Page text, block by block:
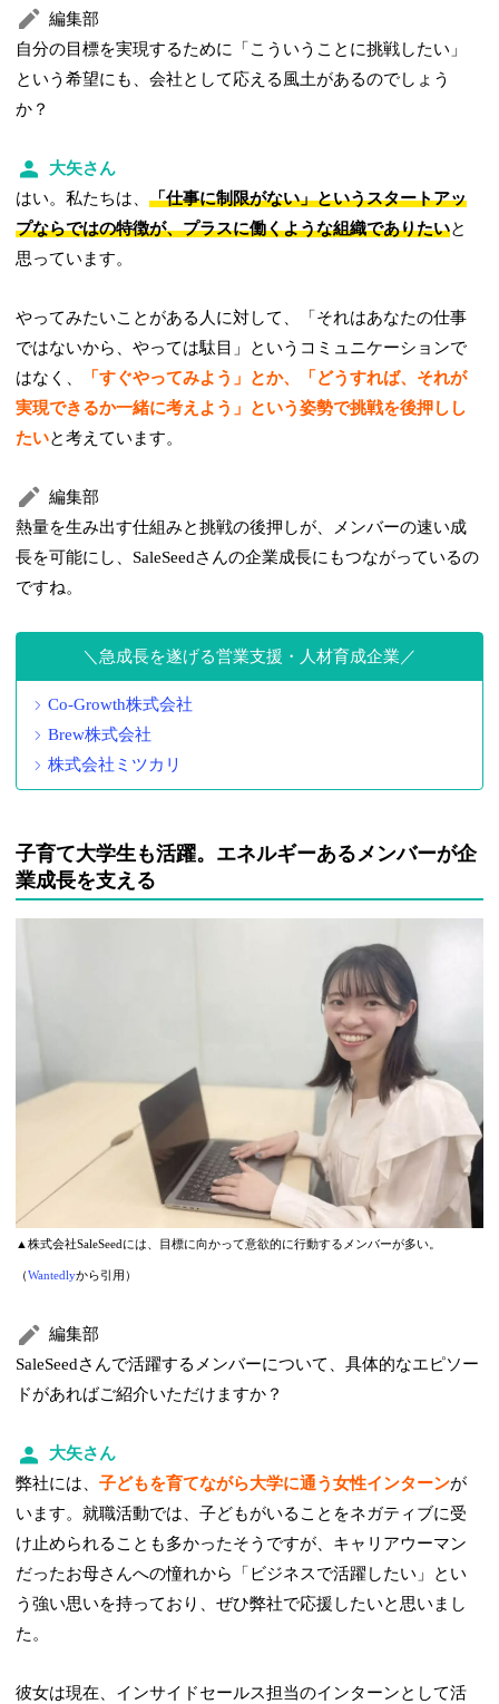
編集部
自分の目標を実現するために「こういうことに挑戦したい」
という希望にも、会社として応える風土があるのでしょう
か？
大矢さん
はい。私たちは、「仕事に制限がない」というスタートアッ
プならではの特徴が、プラスに働くような組織でありたいと
思っています。
やってみたいことがある人に対して、「それはあなたの仕事
ではないから、やっては駄目」というコミュニケーションで
はなく、
「すぐやってみよう」とか、「どうすれば、それが
実現できるか一緒に考えよう」という姿勢で挑戦を後押しし
たいと考えています。
編集部
熱量を生み出す仕組みと挑戦の後押しが、メンバーの速い成
長を可能にし、SaleSeedさんの企業成長にもつながっているの
ですね。
急成長を遂げる営業支援・人材育成企業
Co-Growth株式会社
Brew株式会社
株式会社ミツカリ
子育て大学生も活躍。エネルギーあるメンバーが企
業成長を支える
▲株式会社SaleSeedには、目標に向かって意欲的に行動するメンバーが多い。
（ Wantedlyから引用）
編集部
SaleSeedさんで活躍するメンバーについて、具体的なエピソー
ドがあればご紹介いただけますか？
大矢さん
弊社には、子どもを育てながら大学に通う女性インターンが
います。就職活動では、子どもがいることをネガティブに受
け止められることも多かったそうですが、キャリアウーマン
だったお母さんへの憧れから「ビジネスで活躍したい」とい
う強い思いを持っており、ぜひ弊社で応援したいと思いまし
た。
彼女は現在、インサイドセールス担当のインターンとして活